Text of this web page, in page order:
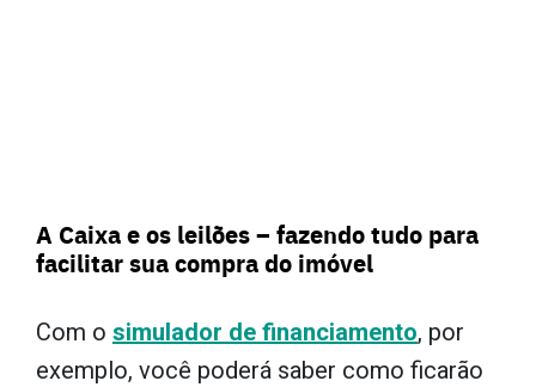
A Caixa e os leilões – fazendo tudo para
facilitar sua compra do imóvel
Com o simulador de financiamento, por
exemplo, você poderá saber como ficarão